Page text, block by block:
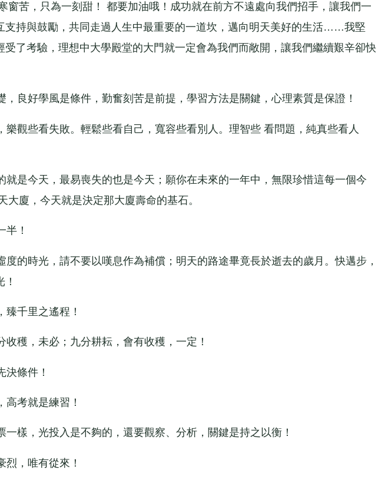
窗苦，只為一刻甜！ 都要加油哦！成功就在前方不遠處向我們招手，讓我們一
支持與鼓勵，共同走過人生中最重要的一道坎，邁向明天美好的生活……我堅
受了考驗，理想中大學殿堂的大門就一定會為我們而敞開，讓我們繼續艱辛卻快
好學風是條件，勤奮刻苦是前提，學習方法是關鍵，心理素質是保證！
觀些看失敗。輕鬆些看自己，寬容些看別人。理智些 看問題，純真些看人
是今天，最易喪失的也是今天；願你在未來的一年中，無限珍惜這每一個今
大廈，今天就是決定那大廈壽命的基石。
！
時光，請不要以嘆息作為補償；明天的路途畢竟長於逝去的歲月。快邁步，
千里之遙程！
穫，未必；九分耕耘，會有收穫，一定！
條件！
考就是練習！
樣，光投入是不夠的，還要觀察、分析，關鍵是持之以衡！
，唯有從來！